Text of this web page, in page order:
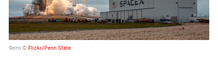
Фото © Flickr/Penn State